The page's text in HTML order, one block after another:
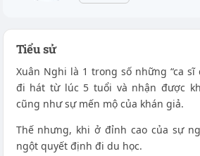
Tiểu sử
Xuân Nghi là 1 trong số những “ca sĩ
đi hát từ lúc 5 tuổi và nhận được
cũng như sự mến mộ của khán giả.
Thế nhưng, khi ở đỉnh cao của sự
ngột quyết định đi du học.